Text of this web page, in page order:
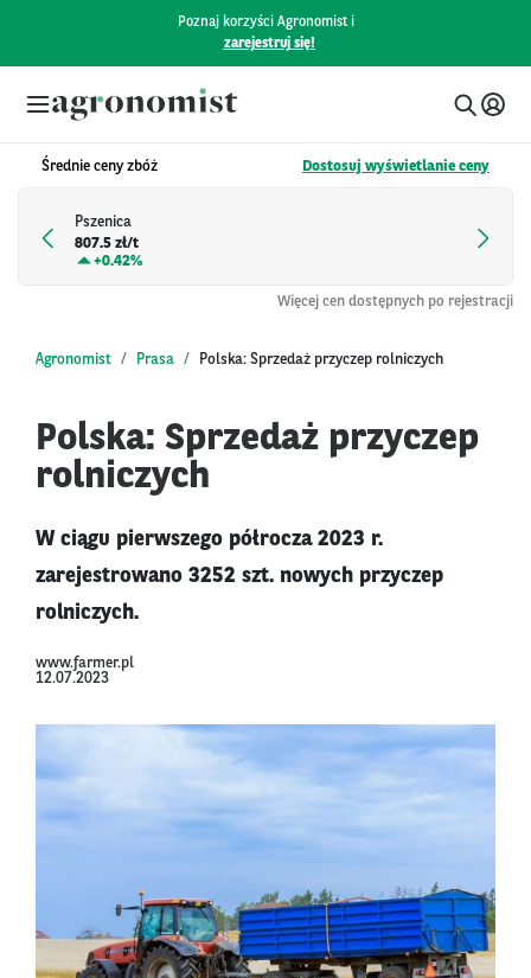
Poznaj korzyści Agronomist i
zarejestruj się!
Średnie ceny zbóż Dostosuj wyświetlanie ceny
Pszenica
807.5 zł/t
+0.42%
Więcej cen dostępnych po rejestracji
Agronomist Prasa Polska: Sprzedaż przyczep rolniczych
Polska: Sprzedaż przyczep
rolniczych
W ciągu pierwszego półrocza 2023 r.
zarejestrowano 3252 szt. nowych przyczep
rolniczych.
www.farmer.pl
12.07.2023